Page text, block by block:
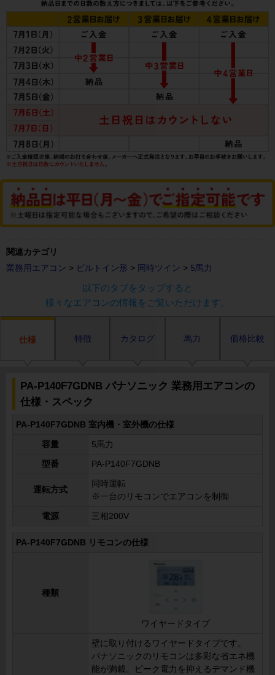
関連カテゴリ
業務用エアコン > ビルトイン形 > 同時ツイン > 5馬力
以下のタブをタップすると
様々なエアコンの情報をご覧いただけます。
仕様 特徴 カタログ 馬力 価格比較
PA-P140F7GDNB パナソニック 業務用エアコンの
仕様・スペック
PA-P140F7GDNB 室内機・室外機の仕様
容量 5馬力
型番 PA-P140F7GDNB
運転方式
同時運転
※一台のリモコンでエアコンを制御
電源 三相200V
PA-P140F7GDNB リモコンの仕様
種類
ワイヤードタイプ
壁に取り付けるワイヤードタイプです。
パナソニックのリモコンは多彩な省エネ機
能が満載。ピーク電力を抑えるデマンド機